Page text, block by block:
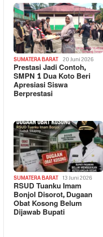
SUMATERA BARAT 20 Juni 2026
Prestasi Jadi Contoh,
SMPN 1 Dua Koto Beri
Apresiasi Siswa
Berprestasi
SUMATERA BARAT 13 Juni 2026
RSUD Tuanku Imam
Bonjol Disorot, Dugaan
Obat Kosong Belum
Dijawab Bupati